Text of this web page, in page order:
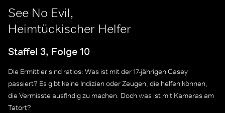
See No Evil,
Heimtückischer Helfer
Staffel 3, Folge 10
Die Ermittler sind ratlos: Was ist mit der 17-jährigen Casey
passiert? Es gibt keine Indizien oder Zeugen, die helfen können,
die Vermisste ausfindig zu machen. Doch was ist mit Kameras am
Tatort?